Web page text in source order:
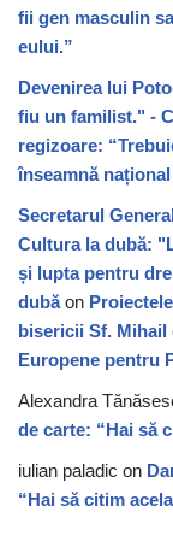
fii gen masculin
eului.”
Devenirea lui
fiu un familist." -
regizoare:
înseamnă
Secretarul
Cultura la dubă:
și lupta pentru
dubăon
bisericii Sf. Mihail
Europene pentru
Alexandra
de carte: “Hai să
iulian paladic on
“Hai să citim